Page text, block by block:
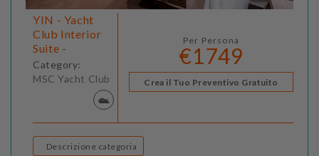
YIN - Yacht
Club Interior
Suite -
Category:
MSC Yacht Club
Per Persona
€1749
Crea il Tuo Preventivo Gratuito
Descrizione categoria